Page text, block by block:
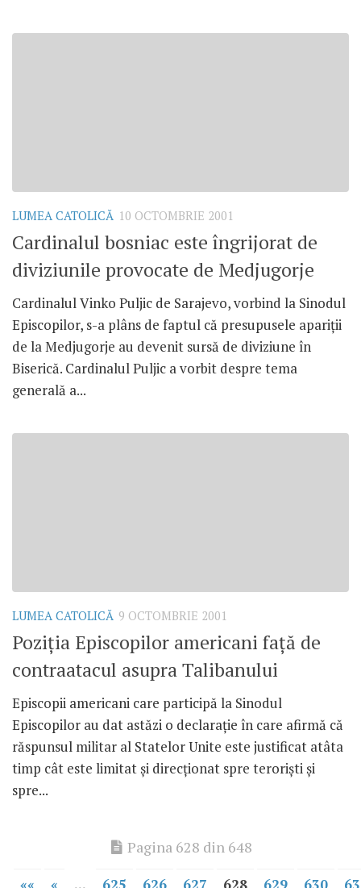
LUMEA CATOLICĂ 10 OCTOMBRIE 2001
Cardinalul bosniac este îngrijorat de
diviziunile provocate de Medjugorje
Cardinalul Vinko Puljic de Sarajevo, vorbind la Sinodul
Episcopilor, s-a plâns de faptul că presupusele apariţii
de la Medjugorje au devenit sursă de diviziune în
Biserică. Cardinalul Puljic a vorbit despre tema
generală a...
LUMEA CATOLICĂ 9 OCTOMBRIE 2001
Poziţia Episcopilor americani faţă de
contraatacul asupra Talibanului
Episcopii americani care participă la Sinodul
Episcopilor au dat astăzi o declaraţie în care afirmă că
răspunsul militar al Statelor Unite este justificat atâta
timp cât este limitat şi direcţionat spre terorişti şi
spre...
Pagina 628 din 648